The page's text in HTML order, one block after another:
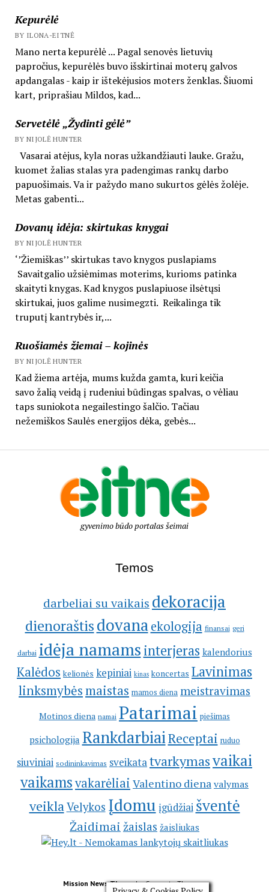
Kepurėlė
BY ILONA-EITNĖ
Mano nerta kepurėlė ... Pagal senovės lietuvių
papročius, kepurėlės buvo išskirtinai moterų galvos
apdangalas - kaip ir ištekėjusios moters ženklas. Šiuomi
kart, priprašiau Mildos, kad...
Servetėlė „Žydinti gėlė”
BY NIJOLĖ HUNTER
Vasarai atėjus, kyla noras užkandžiauti lauke. Gražu,
kuomet žalias stalas yra padengimas rankų darbo
papuošimais. Va ir pažydo mano sukurtos gėlės žolėje.
Metas gabenti...
Dovanų idėja: skirtukas knygai
BY NIJOLĖ HUNTER
‘’Žiemiškas’’ skirtukas tavo knygos puslapiams
Savaitgalio užsiėmimas moterims, kurioms patinka
skaityti knygas. Kad knygos puslapiuose ilsėtųsi
skirtukai, juos galime nusimegzti. Reikalinga tik
truputį kantrybės ir,...
Ruošiamės žiemai – kojinės
BY NIJOLĖ HUNTER
Kad žiema artėja, mums kužda gamta, kuri keičia
savo žalią veidą į rudeniui būdingas spalvas, o vėliau
taps suniokota negailestingo šalčio. Tačiau
nežemiškos Saulės energijos dėka, gebės...
gyvenimo būdo portalas šeimai
Temos
darbeliai su vaikais dekoracija
dienoraštisdovana ekologija finansai geri
darbai idėja namams interjeras kalendorius
Kalėdos kelionės kepiniai kinas koncertas Lavinimas
linksmybėsmaistas mamos diena meistravimas
Motinos diena namai Patarimai piešimas
psichologija RankdarbiaiReceptai ruduo
siuviniai sodininkavimas sveikatatvarkymasvaikai
vaikamsvakarėliai Valentino diena valymas
veikla Velykos Įdomu įgūdžiai šventė
Žaidimai žaislas žaisliukas
Mission News Themeby Compete Themes.